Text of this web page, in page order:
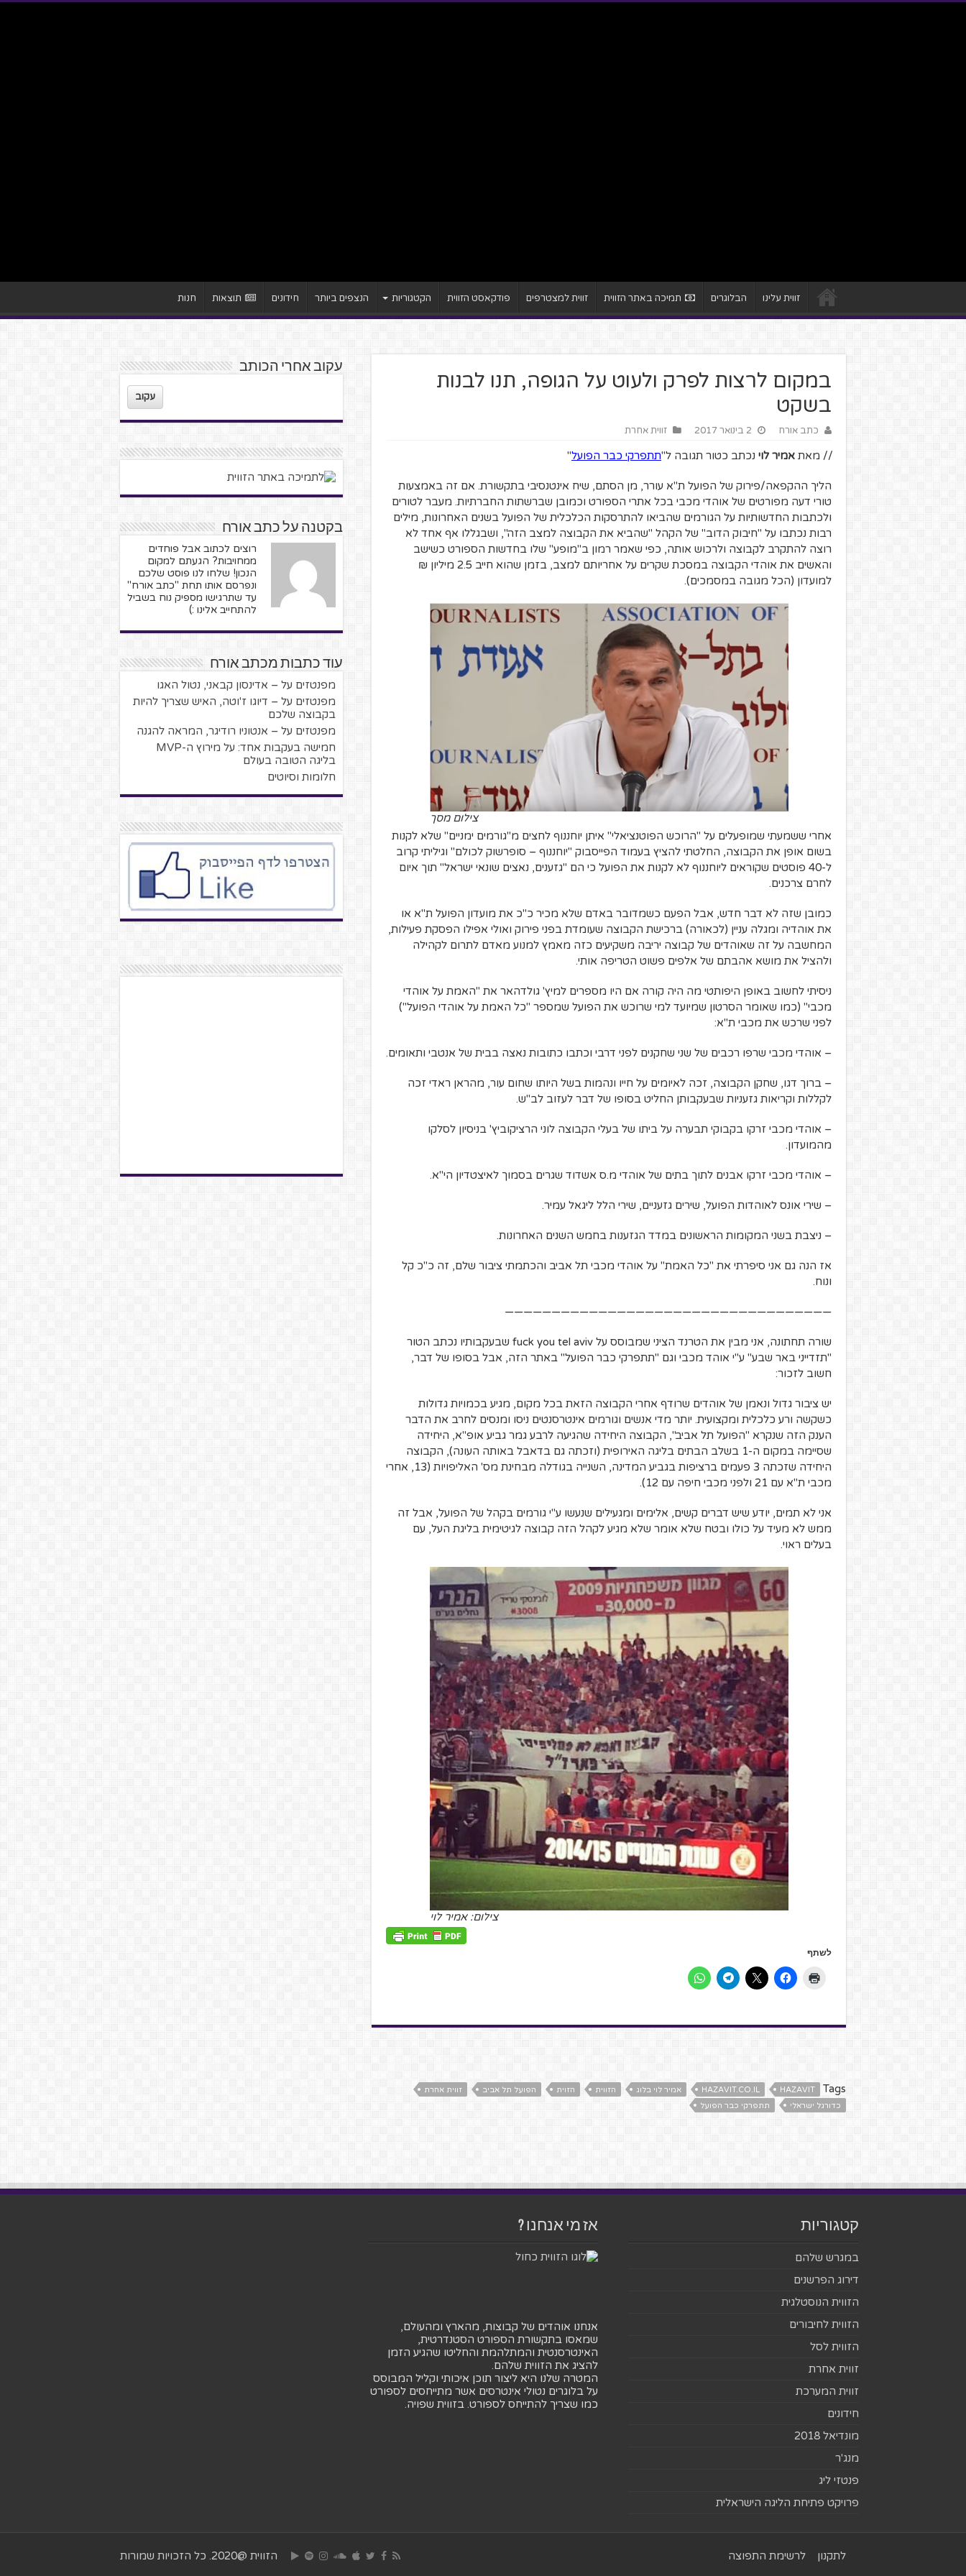
זווית עלינו הבלוגרים תמיכה באתר הזווית זווית למצטרפים פודקאסט הזווית הקטגוריות הנצפים ביותר חידונים תוצאות חנות
במקום לרצות לפרק ולעוט על הגופה, תנו לבנות
בשקט
כתב אורח 2 בינואר 2017 זווית אחרת
// מאת אמיר לוי נכתב כטור תגובה ל"תתפרקי כבר הפועל"
הליך ההקפאה/פירוק של הפועל ת"א עורר, מן הסתם, שיח אינטנסיבי בתקשורת. אם זה באמצעות
טורי דעה מפורטים של אוהדי מכבי בכל אתרי הספורט וכמובן שברשתות החברתיות. מעבר לטורים
ולכתבות החדשותיות על הגורמים שהביאו להתרסקות הכלכלית של הפועל בשנים האחרונות, מילים
רבות נכתבו על "חיבוק הדוב" של הקהל "שהביא את הקבוצה למצב הזה", ושבגללו אף אחד לא
רוצה להתקרב לקבוצה ולרכוש אותה, כפי שאמר רמון ב"מופע" שלו בחדשות הספורט כשישב
והאשים את אוהדי הקבוצה במסכת שקרים על אחריותם למצב, בזמן שהוא חייב 2.5 מיליון ₪
למועדון (הכל מגובה במסמכים).
צילום מסך
אחרי ששמעתי שמופעלים על "הרוכש הפוטנציאלי" איתן יוחננוף לחצים מ"גורמים ימניים" שלא לקנות
בשום אופן את הקבוצה, החלטתי להציץ בעמוד הפייסבוק "יוחננוף – סופרשוק לכולם" וגיליתי קרוב
ל-40 פוסטים שקוראים ליוחננוף לא לקנות את הפועל כי הם "גזענים, נאצים שונאי ישראל" תוך איום
לחרם צרכנים.
כמובן שזה לא דבר חדש, אבל הפעם כשמדובר באדם שלא מכיר כ"כ את מועדון הפועל ת"א או
את אוהדיה ומגלה עניין (לכאורה) ברכישת הקבוצה שעומדת בפני פירוק ואולי אפילו הפסקת פעילות,
המחשבה על זה שאוהדים של קבוצה יריבה משקיעים כזה מאמץ למנוע מאדם לתרום לקהילה
ולהציל את מושא אהבתם של אלפים פשוט הטריפה אותי.
ניסיתי לחשוב באופן היפותטי מה היה קורה אם היו מספרים למיץ' גולדהאר את "האמת על אוהדי
מכבי" (כמו שאומר הסרטון שמיועד למי שרוכש את הפועל שמספר "כל האמת על אוהדי הפועל")
לפני שרכש את מכבי ת"א:
– אוהדי מכבי שרפו רכבים של שני שחקנים לפני דרבי וכתבו כתובות נאצה בבית של אנטבי ותאומים.
– ברוך דגו, שחקן הקבוצה, זכה לאיומים על חייו ונהמות בשל היותו שחום עור, מהראן ראדי זכה
לקללות וקריאות גזעניות שבעקבותן החליט בסופו של דבר לעזוב לב"ש.
– אוהדי מכבי זרקו בקבוקי תבערה על ביתו של בעלי הקבוצה לוני הרציקוביץ' בניסיון לסלקו
מהמועדון.
– אוהדי מכבי זרקו אבנים לתוך בתים של אוהדי מ.ס אשדוד שגרים בסמוך לאיצטדיון הי"א.
– שירי אונס לאוהדות הפועל, שירים גזעניים, שירי הלל ליגאל עמיר.
– ניצבת בשני המקומות הראשונים במדד הגזענות בחמש השנים האחרונות.
אז הנה גם אני סיפרתי את "כל האמת" על אוהדי מכבי תל אביב והכתמתי ציבור שלם, זה כ"כ קל
ונוח.
———————————————————————————————————
שורה תחתונה, אני מבין את הטרנד הציני שמבוסס על fuck you tel aviv שבעקבותיו נכתב הטור
"תזדייני באר שבע" ע"י אוהד מכבי וגם "תתפרקי כבר הפועל" באתר הזה, אבל בסופו של דבר,
חשוב לזכור:
יש ציבור גדול ונאמן של אוהדים שרודף אחרי הקבוצה הזאת בכל מקום, מגיע בכמויות גדולות
כשקשה ורע כלכלית ומקצועית. יותר מדי אנשים וגורמים אינטרסנטים ניסו ומנסים לחרב את הדבר
הענק הזה שנקרא "הפועל תל אביב", הקבוצה היחידה שהגיעה לרבע גמר גביע אופ"א, היחידה
שסיימה במקום ה-1 בשלב הבתים בליגה האירופית (וזכתה גם בדאבל באותה העונה), הקבוצה
היחידה שזכתה 3 פעמים ברציפות בגביע המדינה, השנייה בגודלה מבחינת מס' האליפויות (13, אחרי
מכבי ת"א עם 21 ולפני מכבי חיפה עם 12).
אני לא תמים, יודע שיש דברים קשים, אלימים ומגעילים שנעשו ע"י גורמים בקהל של הפועל, אבל זה
ממש לא מעיד על כולו ובטח שלא אומר שלא מגיע לקהל הזה קבוצה לגיטימית בליגת העל, עם
בעלים ראוי.
צילום: אמיר לוי
לשתף
Tags
HAZAVIT
HAZAVIT.CO.IL אמיר לוי בלוג הזווית הזוית הפועל תל אביב
זווית אחרת
כדורגל ישראלי
תתפרקי כבר הפועל
עקוב אחרי הכותב
עקוב
בקטנה על כתב אורח
רוצים לכתוב אבל פוחדים
ממחויבות? הגעתם למקום
הנכון! שלחו לנו פוסט שלכם
ונפרסם אותו תחת "כתב אורח"
עד שתרגישו מספיק נוח בשביל
להתחייב אלינו :)
עוד כתבות מכתב אורח
מפנטזים על – אדינסון קבאני, נטול האגו
מפנטזים על – דיוגו ז'וטה, האיש שצריך להיות
בקבוצה שלכם
מפנטזים על – אנטוניו רודיגר, המראה להגנה
חמישה בעקבות אחד: על מירוץ ה-MVP
בליגה הטובה בעולם
חלומות וסיוטים
קטגוריות
במגרש שלהם
דירוג הפרשנים
הזווית הנוסטלגית
הזווית לחיבורים
הזווית לסל
זווית אחרת
זווית המערכת
חידונים
מונדיאל 2018
מנג'ר
פנטזי ליג
פרויקט פתיחת הליגה הישראלית
אז מי אנחנו ?
אנחנו אוהדים של קבוצות, מהארץ ומהעולם,
שמאסו בתקשורת הספורט הסטנדרטית,
האינטרסנטית והמתלהמת והחליטו שהגיע הזמן
להציג את הזווית שלהם.
המטרה שלנו היא ליצור תוכן איכותי וקליל המבוסס
על בלוגרים נטולי אינטרסים אשר מתייחסים לספורט
כמו שצריך להתייחס לספורט. בזווית שפויה.
הזווית @2020. כל הזכויות שמורות לתקנון לרשימת התפוצה